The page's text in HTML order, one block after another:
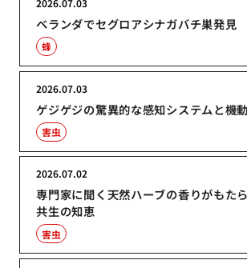
ベランダでセグロアシナガバチ巣発見
2026.07.03
蜂
ゲジゲジの驚異的な感知システムと機
2026.07.03
害虫
専門家に聞く天然ハーブの香りがもた
共生の知恵
2026.07.02
害虫